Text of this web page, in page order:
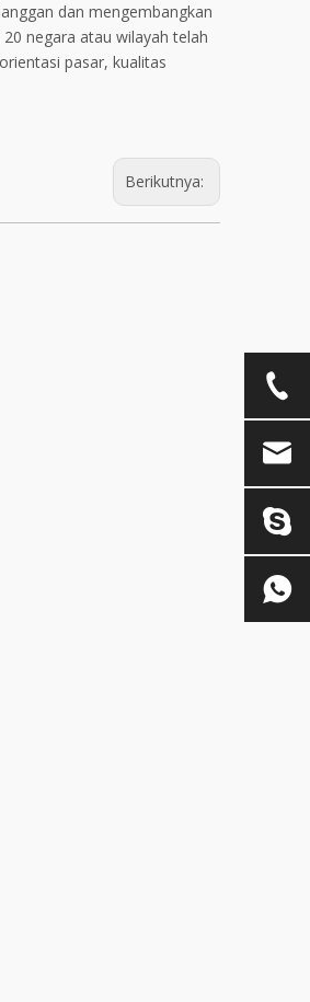
dan mengembangkan
negara atau wilayah telah
pasar, kualitas
Berikutnya: